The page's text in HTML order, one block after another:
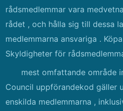
rådsmedlemmar vara
rådet , och hålla sig till dessa
medlemmarna ansvariga .
Skyldigheter för
mest omfattande område
Council uppförandekod gäller
enskilda medlemmarna ,